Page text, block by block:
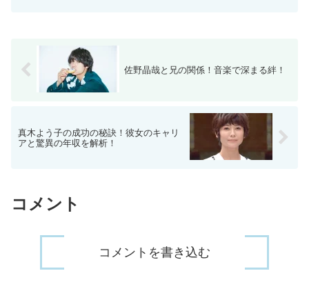
佐野晶哉と兄の関係！音楽で深まる絆！
真木よう子の成功の秘訣！彼女のキャリ
アと驚異の年収を解析！
コメント
コメントを書き込む